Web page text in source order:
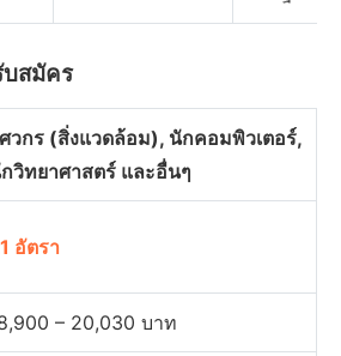
บสมัคร
วกร (สิ่งแวดล้อม), นักคอมพิวเตอร์,
วิทยาศาสตร์ และอื่นๆ
อัตรา
– 20,030 บาท